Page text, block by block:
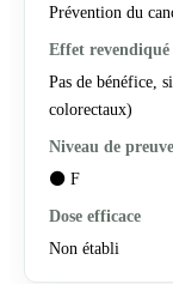
Prévention du
Pas de bénéfice,
colorectaux)
⚫ F
Non établi